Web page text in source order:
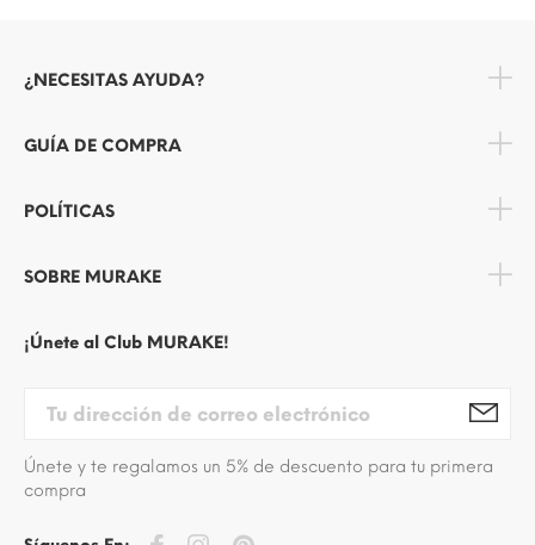
¿NECESITAS AYUDA?
GUÍA DE COMPRA
POLÍTICAS
SOBRE MURAKE
¡Únete al Club MURAKE!
Únete y te regalamos un 5% de descuento para tu primera
compra